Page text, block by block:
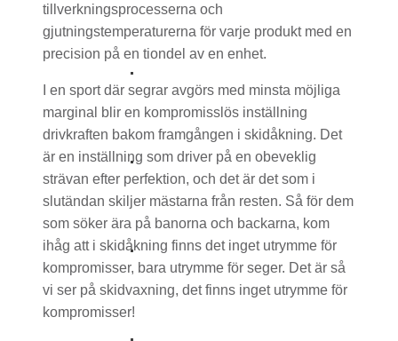
tillverkningsprocesserna och
gjutningstemperaturerna för varje produkt med en
precision på en tiondel av en enhet.
I en sport där segrar avgörs med minsta möjliga
marginal blir en kompromisslös inställning
drivkraften bakom framgången i skidåkning. Det
är en inställning som driver på en obeveklig
strävan efter perfektion, och det är det som i
slutändan skiljer mästarna från resten. Så för dem
som söker ära på banorna och backarna, kom
ihåg att i skidåkning finns det inget utrymme för
kompromisser, bara utrymme för seger. Det är så
vi ser på skidvaxning, det finns inget utrymme för
kompromisser!